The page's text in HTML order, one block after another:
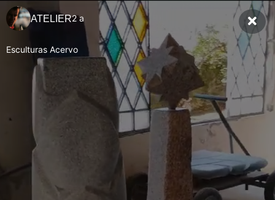
ATELIER2 a
Esculturas Acervo